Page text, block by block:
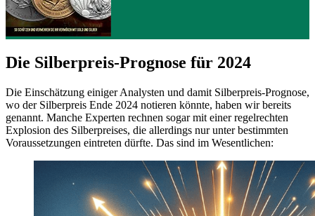
Die Silberpreis-Prognose für 2024
Die Einschätzung einiger Analysten und damit Silberpreis-Prognose,
wo der Silberpreis Ende 2024 notieren könnte, haben wir bereits
genannt. Manche Experten rechnen sogar mit einer regelrechten
Explosion des Silberpreises, die allerdings nur unter bestimmten
Voraussetzungen eintreten dürfte. Das sind im Wesentlichen: